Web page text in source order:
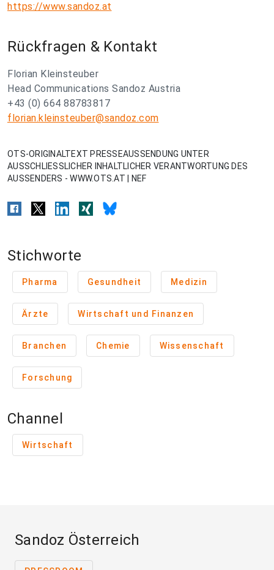
https://www.sandoz.at
Rückfragen & Kontakt
Florian Kleinsteuber
Head Communications Sandoz Austria
+43 (0) 664 88783817
florian.kleinsteuber@sandoz.com
OTS-ORIGINALTEXT PRESSEAUSSENDUNG UNTER
AUSSCHLIESSLICHER INHALTLICHER VERANTWORTUNG DES
AUSSENDERS - WWW.OTS.AT | NEF
Stichworte
Pharma Gesundheit Medizin
Ärzte Wirtschaft und Finanzen
Branchen Chemie Wissenschaft
Forschung
Channel
Wirtschaft
Sandoz Österreich